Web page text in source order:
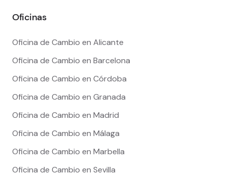
Oficinas
Oficina de Cambio en Alicante
Oficina de Cambio en Barcelona
Oficina de Cambio en Córdoba
Oficina de Cambio en Granada
Oficina de Cambio en Madrid
Oficina de Cambio en Málaga
Oficina de Cambio en Marbella
Oficina de Cambio en Sevilla